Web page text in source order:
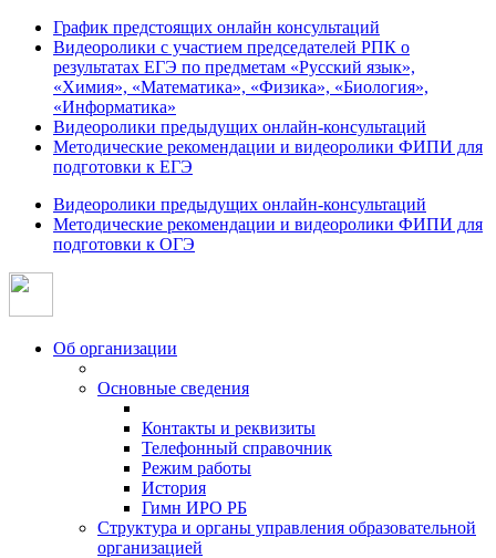
График предстоящих онлайн консультаций
Видеоролики с участием председателей РПК о
результатах ЕГЭ по предметам «Русский язык»,
«Химия», «Математика», «Физика», «Биология»,
«Информатика»
Видеоролики предыдущих онлайн-консультаций
Методические рекомендации и видеоролики ФИПИ для
подготовки к ЕГЭ
Видеоролики предыдущих онлайн-консультаций
Методические рекомендации и видеоролики ФИПИ для
подготовки к ОГЭ
Об организации
Основные сведения
Контакты и реквизиты
Телефонный справочник
Режим работы
История
Гимн ИРО РБ
Структура и органы управления образовательной
организацией